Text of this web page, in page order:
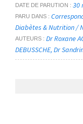
DATE DE PARUTION 30
PARU DANS
Diabètes & Nutrition /
AUTEURS Dr Roxane
DEBUSSCHE Dr